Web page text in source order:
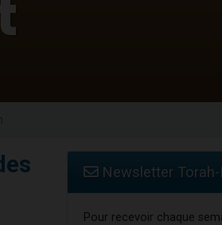
Newsletter Torah-
Pour recevoir chaque